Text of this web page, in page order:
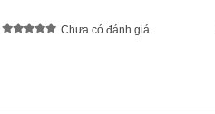
Chưa có đánh giá